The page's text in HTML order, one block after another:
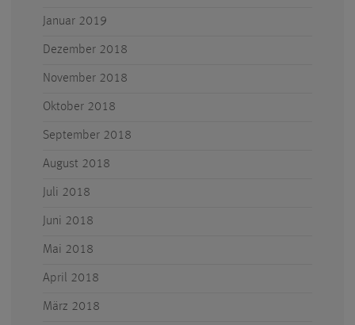
Januar 2019
Dezember 2018
November 2018
Oktober 2018
September 2018
August 2018
Juli 2018
Juni 2018
Mai 2018
April 2018
März 2018